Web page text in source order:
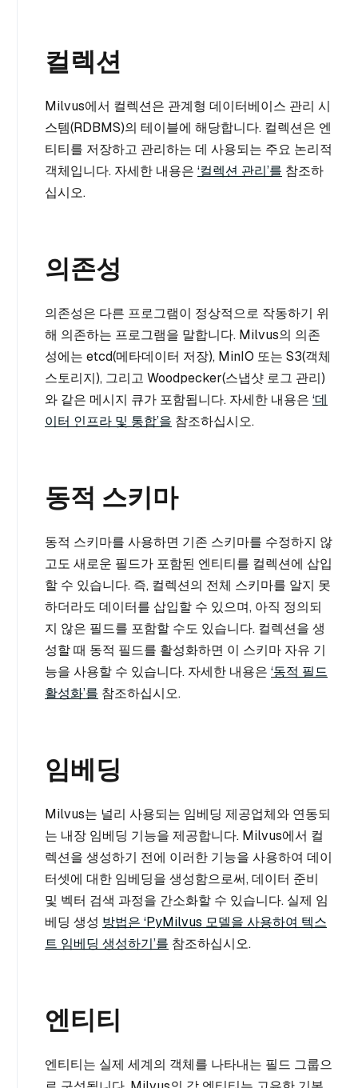
컬렉션
Milvus에서 컬렉션은 관계형 데이터베이스 관리 시
스템(RDBMS)의 테이블에 해당합니다. 컬렉션은 엔
티티를 저장하고 관리하는 데 사용되는 주요 논리적
객체입니다. 자세한 내용은 ‘컬렉션 관리’를 참조하
십시오.
의존성
의존성은 다른 프로그램이 정상적으로 작동하기 위
해 의존하는 프로그램을 말합니다. Milvus의 의존
성에는 etcd(메타데이터 저장), MinIO 또는 S3(객체
스토리지), 그리고 Woodpecker(스냅샷 로그 관리)
와 같은 메시지 큐가 포함됩니다. 자세한 내용은 ‘데
이터 인프라 및 통합’을 참조하십시오.
동적 스키마
동적 스키마를 사용하면 기존 스키마를 수정하지 않
고도 새로운 필드가 포함된 엔티티를 컬렉션에 삽입
할 수 있습니다. 즉, 컬렉션의 전체 스키마를 알지 못
하더라도 데이터를 삽입할 수 있으며, 아직 정의되
지 않은 필드를 포함할 수도 있습니다. 컬렉션을 생
성할 때 동적 필드를 활성화하면 이 스키마 자유 기
능을 사용할 수 있습니다. 자세한 내용은 ‘동적 필드
활성화’를 참조하십시오.
임베딩
Milvus는 널리 사용되는 임베딩 제공업체와 연동되
는 내장 임베딩 기능을 제공합니다. Milvus에서 컬
렉션을 생성하기 전에 이러한 기능을 사용하여 데이
터셋에 대한 임베딩을 생성함으로써, 데이터 준비
및 벡터 검색 과정을 간소화할 수 있습니다. 실제 임
베딩 생성 방법은 ‘PyMilvus 모델을 사용하여 텍스
트 임베딩 생성하기’를 참조하십시오.
엔티티
엔티티는 실제 세계의 객체를 나타내는 필드 그룹으